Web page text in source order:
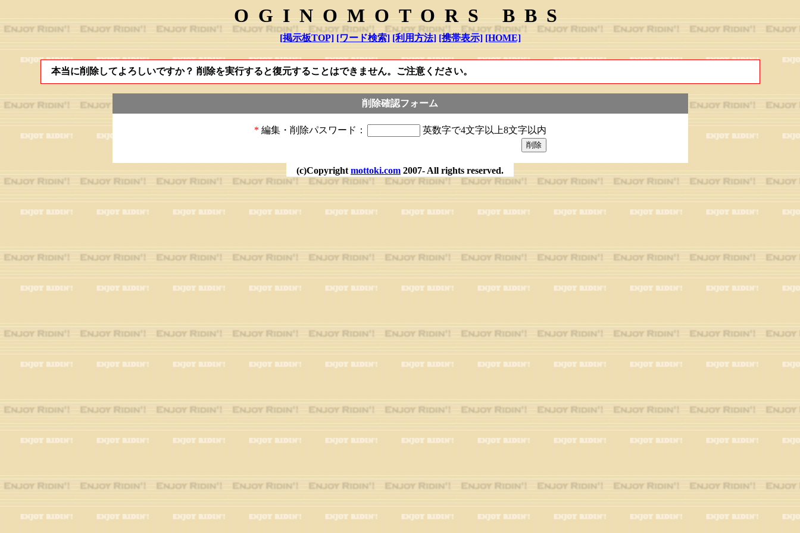
OGINOMOTORS BBS
[掲示板TOP] [ワード検索] [利用方法] [携帯表示] [HOME]
本当に削除してよろしいですか？ 削除を実行すると復元することはできません。ご注意ください。
削除確認フォーム
* 編集・削除パスワード： 英数字で4文字以上8文字以内
(c)Copyright mottoki.com 2007- All rights reserved.